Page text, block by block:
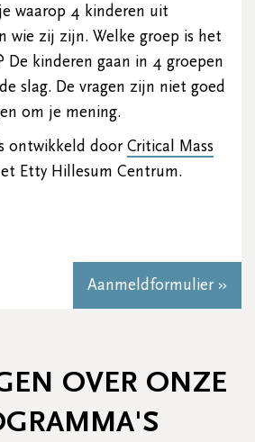
Aanmeldformulier »
waarop 4 kinderen uit
wie zij zijn. Welke groep is het
De kinderen gaan in 4 groepen
slag. De vragen zijn niet goed
om je mening.
ontwikkeld doorCritical Mass
Etty Hillesum Centrum.
OVER ONZE